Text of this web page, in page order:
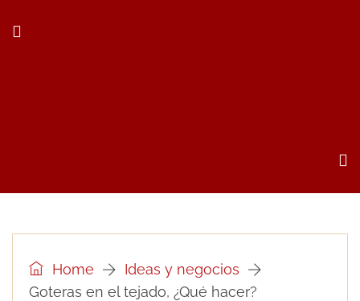
Home
Ideas y negocios
Goteras en el tejado, ¿Qué hacer?